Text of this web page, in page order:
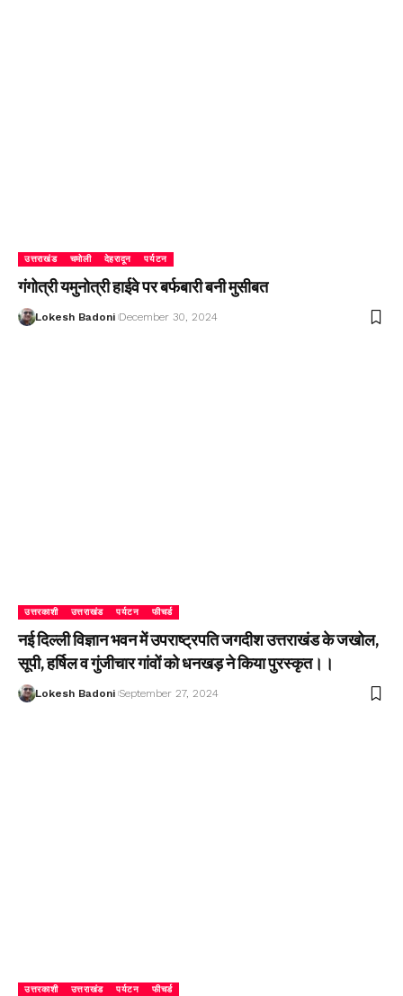
उत्तराखंड चमोली देहरादून पर्यटन
गंगोत्री यमुनोत्री हाईवे पर बर्फबारी बनी मुसीबत
Lokesh Badoni December 30, 2024
उत्तरकाशी उत्तराखंड पर्यटन फीचर्ड
नई दिल्ली विज्ञान भवन में उपराष्ट्रपति जगदीश उत्तराखंड के जखोल,
सूपी, हर्षिल व गुंजीचार गांवों को धनखड़ ने किया पुरस्कृत।।
Lokesh Badoni September 27, 2024
उत्तरकाशी उत्तराखंड पर्यटन फीचर्ड